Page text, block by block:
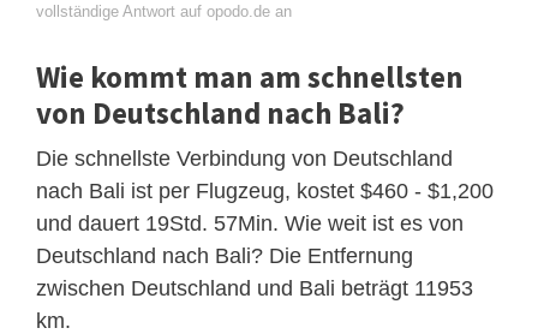
vollständige Antwort auf opodo.de an
Wie kommt man am schnellsten
von Deutschland nach Bali?
Die schnellste Verbindung von Deutschland
nach Bali ist per Flugzeug, kostet $460 - $1,200
und dauert 19Std. 57Min. Wie weit ist es von
Deutschland nach Bali? Die Entfernung
zwischen Deutschland und Bali beträgt 11953
km.